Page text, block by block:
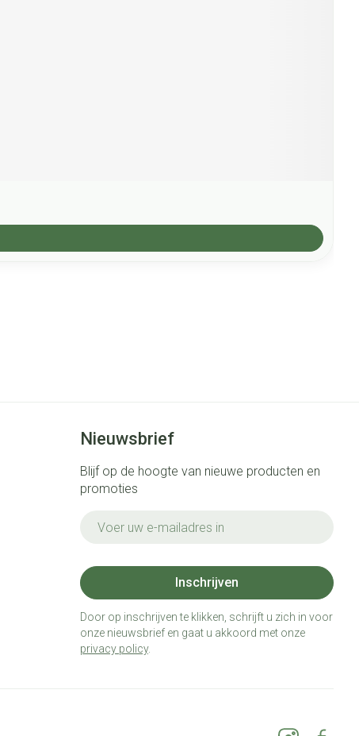
Nieuwsbrief
Blijf op de hoogte van nieuwe producten en
promoties
Inschrijven
Door op inschrijven te klikken, schrijft u zich in voor
onze nieuwsbrief en gaat u akkoord met onze
privacy policy.